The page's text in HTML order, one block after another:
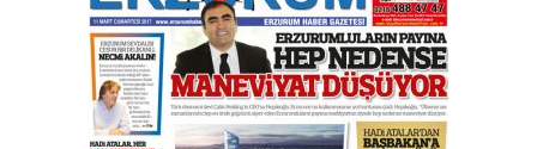
31 Mart 2026 Salı
A. Berhan Yılmaz
BİR BÖLÜM DEĞİL, BİR ÖMÜR
SEÇİYORSUNUZ… “NEDEN
ATATÜRK ÜNİVERSİTESİ?”
28 Temmuz 2026 Salı